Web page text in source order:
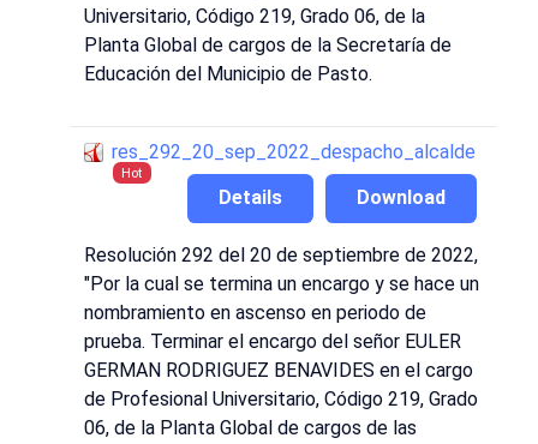
Universitario, Código 219, Grado 06, de la
Planta Global de cargos de la Secretaría de
Educación del Municipio de Pasto.
res_292_20_sep_2022_despacho_alcalde
Hot
Download
Details
Resolución 292 del 20 de septiembre de 2022,
"Por la cual se termina un encargo y se hace un
nombramiento en ascenso en periodo de
prueba. Terminar el encargo del señor EULER
GERMAN RODRIGUEZ BENAVIDES en el cargo
de Profesional Universitario, Código 219, Grado
06, de la Planta Global de cargos de las